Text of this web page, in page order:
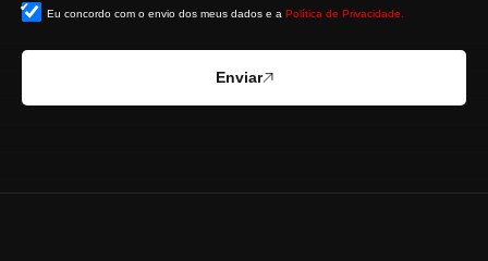
Eu concordo com o envio dos meus dados e a Política de Privacidade.
Enviar